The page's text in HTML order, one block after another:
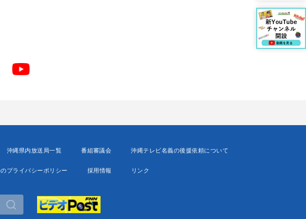
沖縄県内放送局一覧 番組審議会 沖縄テレビ名義の後援依頼について
プライバシーポリシー 採用情報 リンク